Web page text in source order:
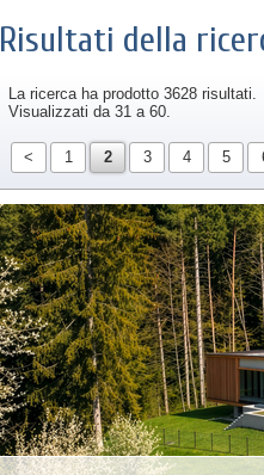
Risultati della
La ricerca ha prodotto 3628 risultati.
Visualizzati da 31 a 60.
< 1 2 3 4 5